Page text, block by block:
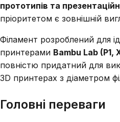
прототипів та
пріоритетом є зовнішній
Філамент розроблений для
принтерами Bambu Lab (P1,
повністю придатний для
3D принтерах з діаметром
Головні переваги